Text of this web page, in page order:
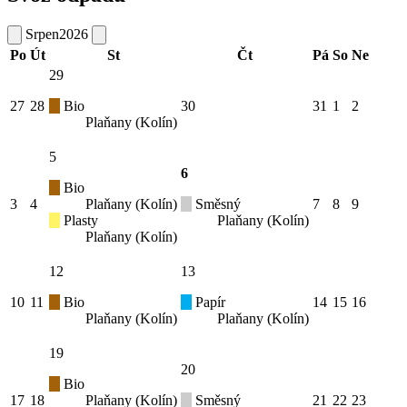
Srpen2026
Po Út St Čt Pá So Ne
27 28
29
Bio
Plaňany (Kolín)
30 31 1 2
3 4
5
Bio
Plaňany (Kolín)
Plasty
Plaňany (Kolín)
6
Směsný
Plaňany (Kolín)
7 8 9
10 11
12
Bio
Plaňany (Kolín)
13
Papír
Plaňany (Kolín)
14 15 16
17 18
19
Bio
Plaňany (Kolín)
20
Směsný
21 22 23